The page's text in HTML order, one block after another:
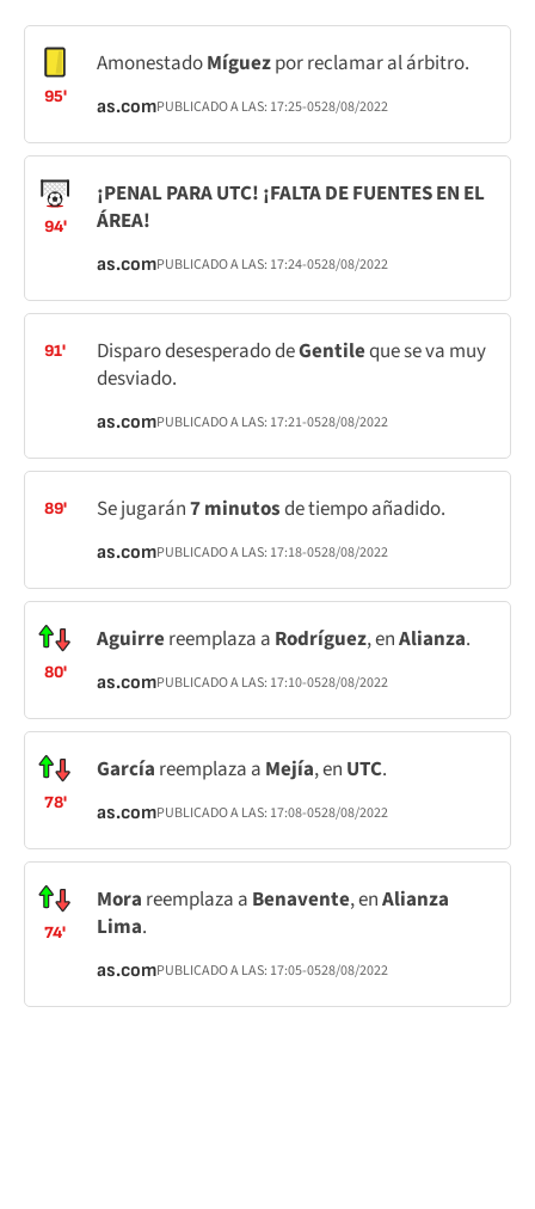
95'
AmonestadoMíguezpor reclamar al árbitro.
as.comPUBLICADO A LAS: 17:25-0528/08/2022
94'
¡PENAL PARA UTC! ¡FALTA DE FUENTES EN EL
ÁREA!
as.comPUBLICADO A LAS: 17:24-0528/08/2022
91' Disparo desesperado deGentileque se va muy
desviado.
as.comPUBLICADO A LAS: 17:21-0528/08/2022
89' Se jugarán7 minutosde tiempo añadido.
as.comPUBLICADO A LAS: 17:18-0528/08/2022
80'
Aguirrereemplaza a Rodríguez, enAlianza.
as.comPUBLICADO A LAS: 17:10-0528/08/2022
78'
García reemplaza a Mejía, en UTC.
as.comPUBLICADO A LAS: 17:08-0528/08/2022
74'
Mora reemplaza a Benavente, enAlianza
Lima.
as.comPUBLICADO A LAS: 17:05-0528/08/2022